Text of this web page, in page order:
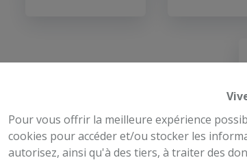
Pour vous offrir la meilleure expérience
cookies pour accéder et/ou stocker les
autorisez, ainsi qu'à des tiers, à traiter des